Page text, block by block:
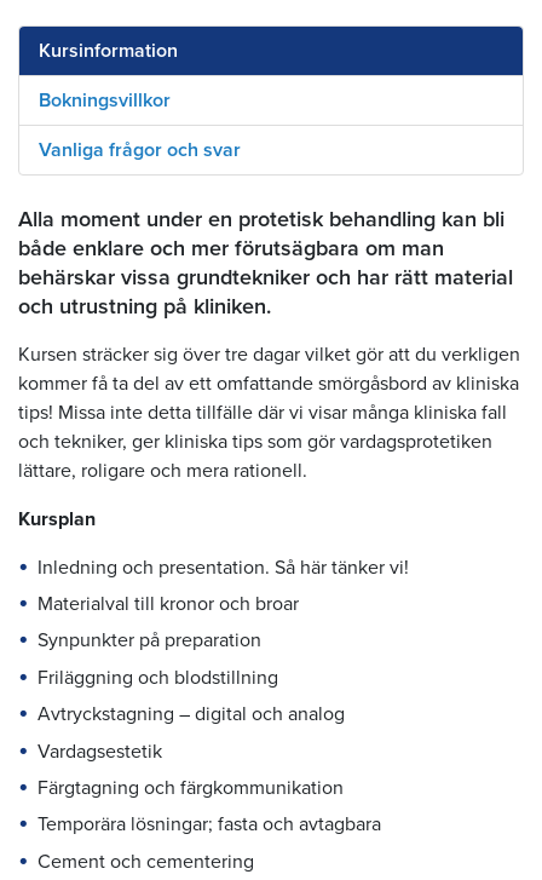
Kursinformation
Bokningsvillkor
Vanliga frågor och svar
Alla moment under en protetisk behandling kan bli
både enklare och mer förutsägbara om man
behärskar vissa grundtekniker och har rätt material
och utrustning på kliniken.
Kursen sträcker sig över tre dagar vilket gör att du verkligen
kommer få ta del av ett omfattande smörgåsbord av kliniska
tips! Missa inte detta tillfälle där vi visar många kliniska fall
och tekniker, ger kliniska tips som gör vardagsprotetiken
lättare, roligare och mera rationell.
Kursplan
Inledning och presentation. Så här tänker vi!
Materialval till kronor och broar
Synpunkter på preparation
Friläggning och blodstillning
Avtryckstagning – digital och analog
Vardagsestetik
Färgtagning och färgkommunikation
Temporära lösningar; fasta och avtagbara
Cement och cementering